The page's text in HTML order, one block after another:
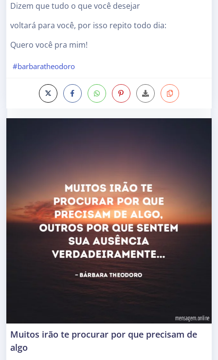
Dizem que tudo o que você desejar
voltará para você, por isso repito todo dia:
Quero você pra mim!
#barbaratheodoro
Muitos irão te procurar por que precisam de
algo